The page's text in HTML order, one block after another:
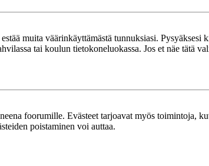
muita väärinkäyttämästä tunnuksiasi. Pysyäksesi
tai koulun tietokoneluokassa. Jos et näe tätä
foorumille. Evästeet tarjoavat myös toimintoja,
poistaminen voi auttaa.